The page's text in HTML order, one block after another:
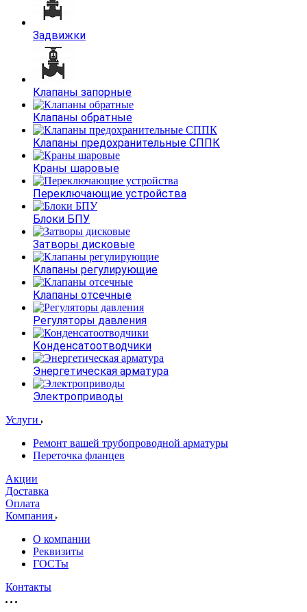
Задвижки
Клапаны запорные
Клапаны обратные
Клапаны предохранительные СППК
Краны шаровые
Переключающие устройства
Блоки БПУ
Затворы дисковые
Клапаны регулирующие
Клапаны отсечные
Регуляторы давления
Конденсатоотводчики
Энергетическая арматура
Электроприводы
Услуги
Ремонт вашей трубопроводной арматуры
Переточка фланцев
Акции
Доставка
Оплата
Компания
О компании
Реквизиты
ГОСТы
Контакты